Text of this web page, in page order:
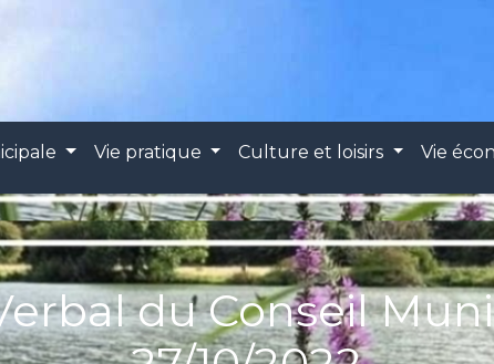
Vie pratique Culture et loisirs Vie
du Conseil